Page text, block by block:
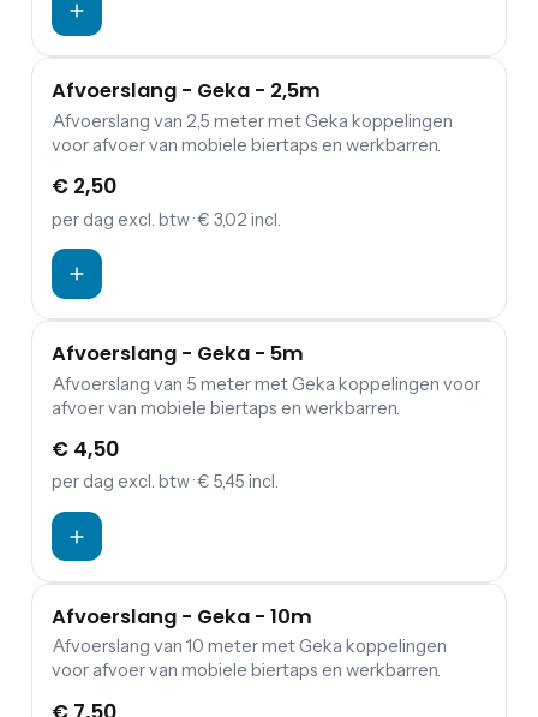
Afvoerslang - Geka - 2,5m
Afvoerslang van 2,5 meter met Geka koppelingen
voor afvoer van mobiele biertaps en werkbarren.
€ 2,50
per dag excl. btw· € 3,02 incl.
Afvoerslang - Geka - 5m
Afvoerslang van 5 meter met Geka koppelingen voor
afvoer van mobiele biertaps en werkbarren.
€ 4,50
per dag excl. btw· € 5,45 incl.
Afvoerslang - Geka - 10m
Afvoerslang van 10 meter met Geka koppelingen
voor afvoer van mobiele biertaps en werkbarren.